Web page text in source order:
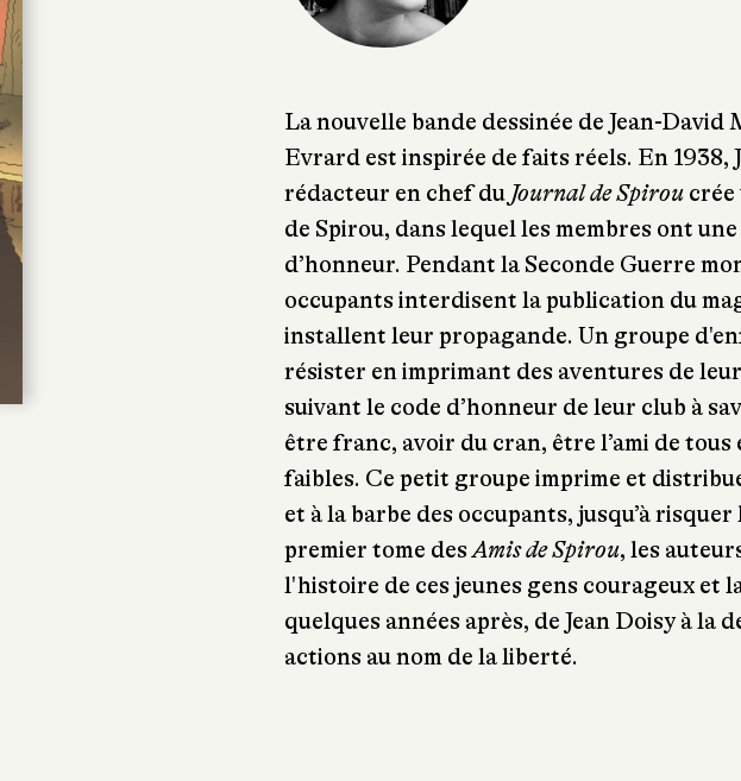
La nouvelle bande dessinée de Jean-David
Evrard est inspirée de faits réels. En 1938,
rédacteur en chef du Journal de Spirou crée
de Spirou, dans lequel les membres ont
d’honneur. Pendant la Seconde Guerre
occupants interdisent la publication du
installent leur propagande. Un groupe
résister en imprimant des aventures de
suivant le code d’honneur de leur club à
être franc, avoir du cran, être l’ami de
faibles. Ce petit groupe imprime et
et à la barbe des occupants, jusqu’à
premier tome desAmis de Spirou, les
l'histoire de ces jeunes gens courageux et
quelques années après, de Jean Doisy à la
actions au nom de la liberté.